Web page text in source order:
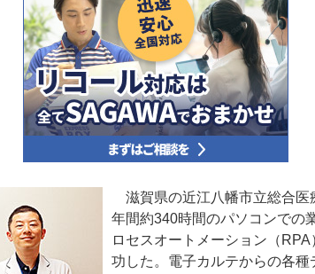
滋賀県の近江八幡市立総合医
年間約340時間のパソコンでの
ロセスオートメーション（
功した。電子カルテからの各